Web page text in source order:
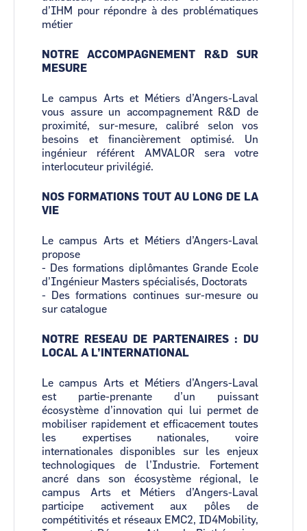
d’IHM pour répondre à des problématiques
métier
NOTRE ACCOMPAGNEMENT R&D SUR
MESURE
Le campus Arts et Métiers d’Angers-Laval
vous assure un accompagnement R&D de
proximité, sur-mesure, calibré selon vos
besoins et financièrement optimisé. Un
ingénieur référent AMVALOR sera votre
interlocuteur privilégié.
NOS FORMATIONS TOUT AU LONG DE LA
VIE
Le campus Arts et Métiers d’Angers-Laval
propose
- Des formations diplômantes Grande Ecole
d’Ingénieur Masters spécialisés, Doctorats
- Des formations continues sur-mesure ou
sur catalogue
NOTRE RESEAU DE PARTENAIRES : DU
LOCAL A L’INTERNATIONAL
Le campus Arts et Métiers d’Angers-Laval
est partie-prenante d’un puissant
écosystème d’innovation qui lui permet de
mobiliser rapidement et efficacement toutes
les expertises nationales, voire
internationales disponibles sur les enjeux
technologiques de l’Industrie. Fortement
ancré dans son écosystème régional, le
campus Arts et Métiers d’Angers-Laval
participe activement aux pôles de
compétitivités et réseaux EMC2, ID4Mobility,